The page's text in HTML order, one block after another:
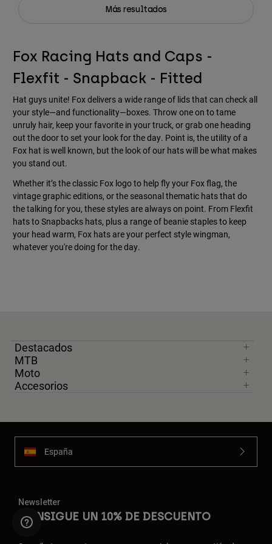
Más resultados
Fox Racing Hats and Caps -
Flexfit - Snapback - Fitted
Hat guys unite! Fox delivers a wide range of lids that can check all
your style—and functionality—boxes. Throw one on to tame
unruly hair, keep your favorite in your truck, or grab one heading
out the door to set your look for the day. Point is, the utility of a
Fox hat is well known, but the look of our hats will be what makes
you stand out.
Whether it’s the classic Fox logo to help fly your Fox flag, the
vintage graphic editions, or the seasonal thematic hats that do
the talking for you, these styles are always on point. From Flexfit
hats to Snapbacks hats, plus a range of beanie staples to keep
your head warm, Fox hats are your perfect style wingman,
whatever you're doing for the day.
Destacados
MTB
Moto
Accesorios
España
Newsletter
CONSIGUE UN 10% DE DESCUENTO